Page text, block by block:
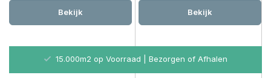
Bekijk Bekijk
15.000m2 op Voorraad | Bezorgen of Afhalen